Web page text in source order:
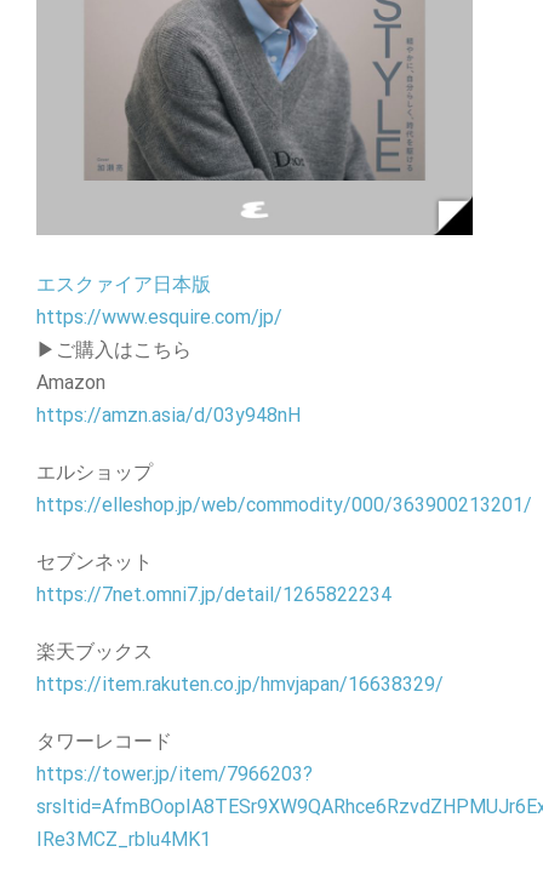
エスクァイア日本版
https://www.esquire.com/jp/
▶ご購入はこちら
Amazon
https://amzn.asia/d/03y948nH
エルショップ
https://elleshop.jp/web/commodity/000/363900213201/
セブンネット
https://7net.omni7.jp/detail/1265822234
楽天ブックス
https://item.rakuten.co.jp/hmvjapan/16638329/
タワーレコード
https://tower.jp/item/7966203?
IRe3MCZ_rblu4MK1